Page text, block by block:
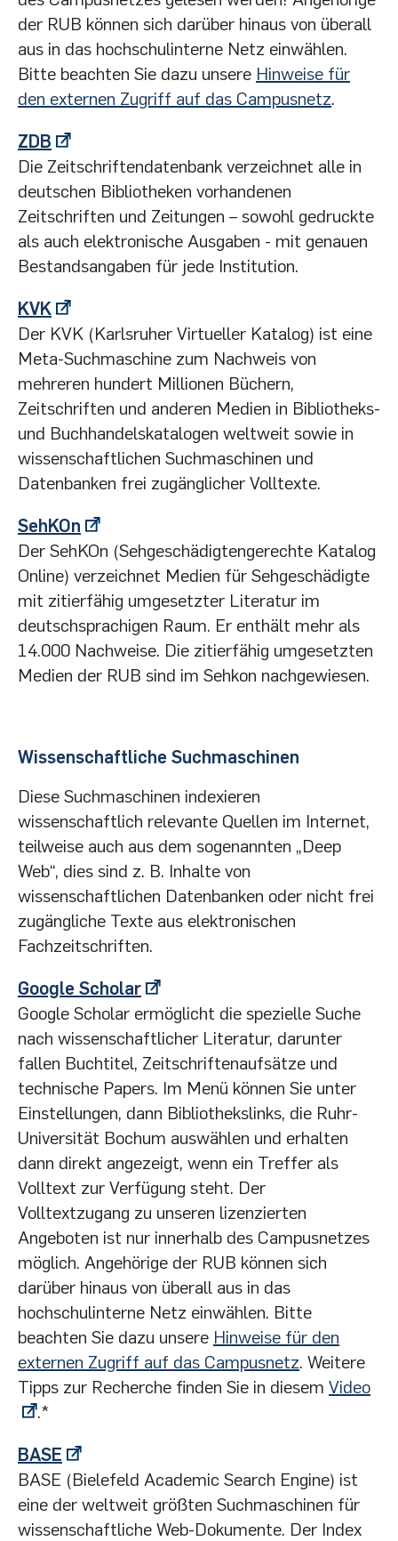
der RUB können sich darüber hinaus von überall
aus in das hochschulinterne Netz einwählen.
Bitte beachten Sie dazu unsere Hinweise für
den externen Zugriff auf das Campusnetz.
ZDB
Die Zeitschriftendatenbank verzeichnet alle in
deutschen Bibliotheken vorhandenen
Zeitschriften und Zeitungen – sowohl gedruckte
als auch elektronische Ausgaben - mit genauen
Bestandsangaben für jede Institution.
KVK
Der KVK (Karlsruher Virtueller Katalog) ist eine
Meta-Suchmaschine zum Nachweis von
mehreren hundert Millionen Büchern,
Zeitschriften und anderen Medien in Bibliotheks-
und Buchhandelskatalogen weltweit sowie in
wissenschaftlichen Suchmaschinen und
Datenbanken frei zugänglicher Volltexte.
SehKOn
Der SehKOn (Sehgeschädigtengerechte Katalog
Online) verzeichnet Medien für Sehgeschädigte
mit zitierfähig umgesetzter Literatur im
deutschsprachigen Raum. Er enthält mehr als
14.000 Nachweise. Die zitierfähig umgesetzten
Medien der RUB sind im Sehkon nachgewiesen.
Wissenschaftliche Suchmaschinen
Diese Suchmaschinen indexieren
wissenschaftlich relevante Quellen im Internet,
teilweise auch aus dem sogenannten „Deep
Web“, dies sind z. B. Inhalte von
wissenschaftlichen Datenbanken oder nicht frei
zugängliche Texte aus elektronischen
Fachzeitschriften.
Google Scholar
Google Scholar ermöglicht die spezielle Suche
nach wissenschaftlicher Literatur, darunter
fallen Buchtitel, Zeitschriftenaufsätze und
technische Papers. Im Menü können Sie unter
Einstellungen, dann Bibliothekslinks, die Ruhr-
Universität Bochum auswählen und erhalten
dann direkt angezeigt, wenn ein Treffer als
Volltext zur Verfügung steht. Der
Volltextzugang zu unseren lizenzierten
Angeboten ist nur innerhalb des Campusnetzes
möglich. Angehörige der RUB können sich
darüber hinaus von überall aus in das
hochschulinterne Netz einwählen. Bitte
beachten Sie dazu unsere Hinweise für den
externen Zugriff auf das Campusnetz. Weitere
Tipps zur Recherche finden Sie in diesem Video
.*
BASE
BASE (Bielefeld Academic Search Engine) ist
eine der weltweit größten Suchmaschinen für
wissenschaftliche Web-Dokumente. Der Index